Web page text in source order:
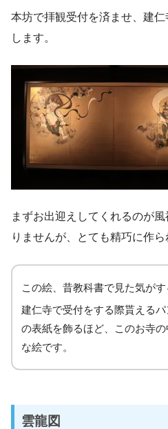
本坊で拝観受付を済ませ、建
します。
まずお出迎えしてくれるのが
りませんが、とても精巧に作ら
この絵、昔教科書で見た気がす
建仁寺で受付をする際貰えるパ
の表紙を飾るほど、このお寺の
な絵です。
雲龍図